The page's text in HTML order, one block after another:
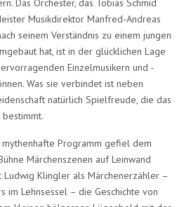
Das Orchester, das Tobias Schmid
Musikdirektor Manfred-Andreas
seinem Verständnis zu einem jungen
hat, ist in der glücklichen Lage
Einzelmusikern und -
Was sie verbindet ist neben
natürlich Spielfreude, die das
mythenhafte Programm gefiel dem
Märchenszenen auf Leinwand
Klingler als Märchenerzähler –
im Lehnsessel – die Geschichte von